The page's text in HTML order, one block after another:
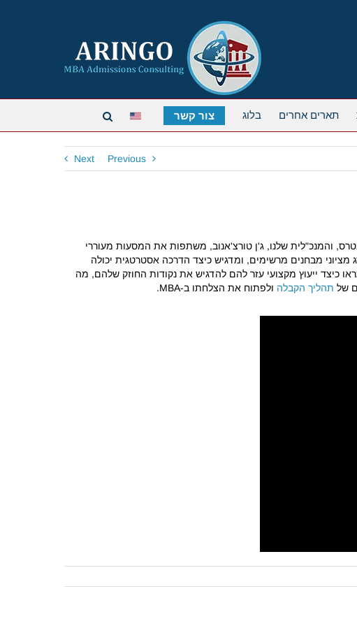
תארים אחרים בלוג צור קשר
Previous
Next
והמנכ"לית שלנו, ג'ן טורצ'אנוב, משתפות את המסעות מעוררי
מבחנים מרשימים, ומדגיש כיצד הדרכה אסטרטגית יכולה
כיצד ייעוץ מקצועי עזר להם להדגיש את נקודות החוזק שלהם, מה
של תהליך הקבלה ולפתוח את הצלחתו ב-MBA.